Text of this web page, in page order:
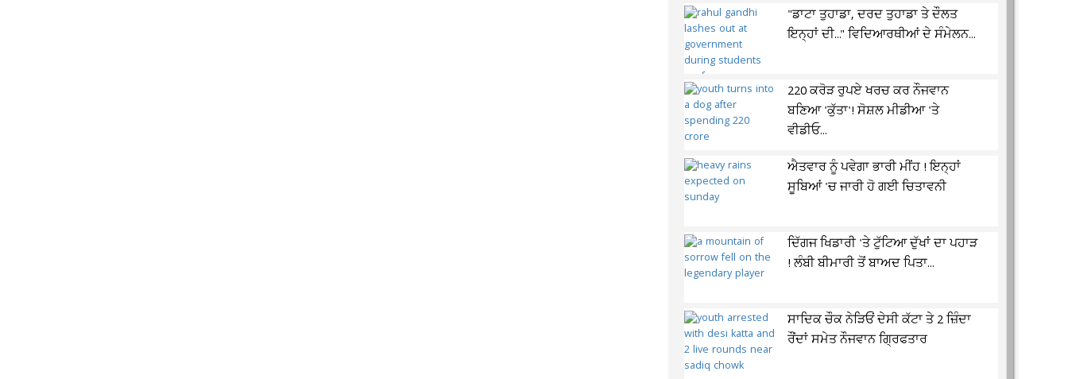
"ਡਾਟਾ ਤੁਹਾਡਾ, ਦਰਦ ਤੁਹਾਡਾ ਤੇ ਦੌਲਤ
ਇਨ੍ਹਾਂ ਦੀ..." ਵਿਦਿਆਰਥੀਆਂ ਦੇ ਸੰਮੇਲਨ...
220 ਕਰੋੜ ਰੁਪਏ ਖਰਚ ਕਰ ਨੌਜਵਾਨ
ਬਣਿਆ 'ਕੁੱਤਾ'! ਸੋਸ਼ਲ ਮੀਡੀਆ 'ਤੇ
ਵੀਡੀਓ...
ਐਤਵਾਰ ਨੂੰ ਪਵੇਗਾ ਭਾਰੀ ਮੀਂਹ ! ਇਨ੍ਹਾਂ
ਸੂਬਿਆਂ 'ਚ ਜਾਰੀ ਹੋ ਗਈ ਚਿਤਾਵਨੀ
ਦਿੱਗਜ ਖਿਡਾਰੀ 'ਤੇ ਟੁੱਟਿਆ ਦੁੱਖਾਂ ਦਾ ਪਹਾੜ
! ਲੰਬੀ ਬੀਮਾਰੀ ਤੋਂ ਬਾਅਦ ਪਿਤਾ...
ਸਾਦਿਕ ਚੌਕ ਨੇੜਿਓਂ ਦੇਸੀ ਕੱਟਾ ਤੇ 2 ਜ਼ਿੰਦਾ
ਰੌਂਦਾਂ ਸਮੇਤ ਨੌਜਵਾਨ ਗ੍ਰਿਫਤਾਰ